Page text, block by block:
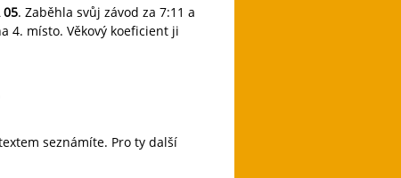
05. Zaběhla svůj závod za 7:11 a
4. místo. Věkový koeficient ji
seznámíte. Pro ty další